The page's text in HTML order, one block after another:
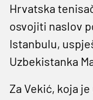
Hrvatska
osvojiti naslov
Istanbulu,
Uzbekistanka
Za Vekić, koja